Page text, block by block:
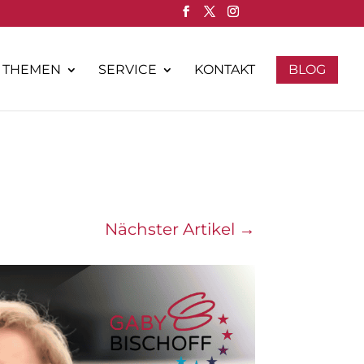
THEMEN SERVICE KONTAKT BLOG
Nächster Artikel →